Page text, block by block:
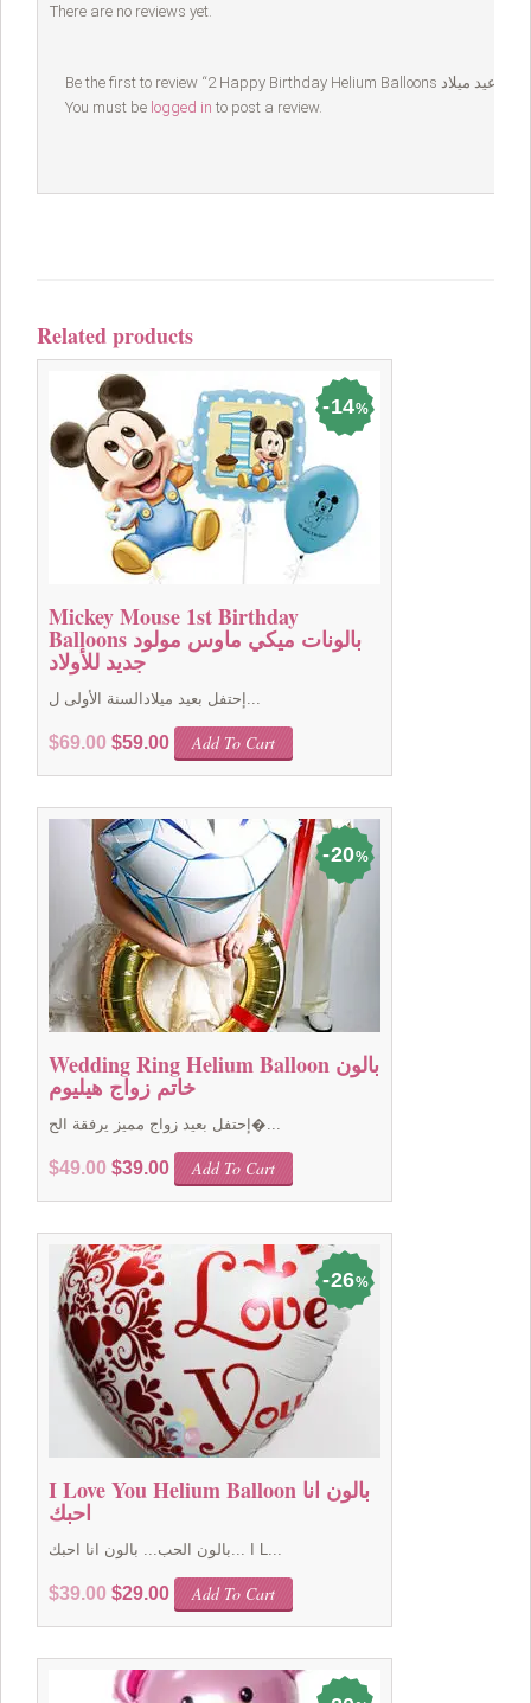
There are no reviews yet.
You must be logged in to post a review.
Related products
14%
Mickey Mouse 1st Birthday
Balloons بالونات ميكي ماوس مولود
جديد للأولاد
إحتفل بعيد ميلادالسنة الأولى ل...
$69.00 Original
$69.00.
$59.00Current
price
$59.00.
Add To Cart
20%
Wedding Ring Helium Balloon بالون
خاتم زواج هيليوم
إحتفل بعيد زواج مميز يرفقة الح�...
$49.00 Original
$49.00.
$39.00Current
price
$39.00.
Add To Cart
26%
I Love You Helium Balloon بالون انا
احبك
بالون الحب... بالون انا احبك... I L...
$39.00 Original
$39.00.
$29.00Current
price
$29.00.
Add To Cart